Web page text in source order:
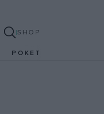
SHOP
POKET